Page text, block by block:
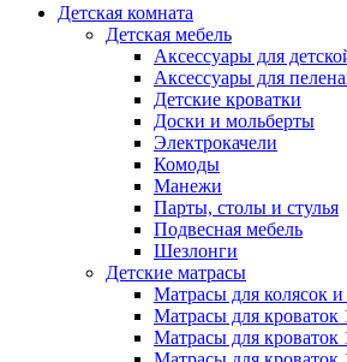
Детская комната
Детская мебель
Аксессуары для
Аксессуары для
Детские кроватки
Доски и мольберты
Электрокачели
Комоды
Манежи
Парты, столы и стулья
Подвесная мебель
Шезлонги
Детские матрасы
Матрасы для колясок
Матрасы для кроваток
Матрасы для кроваток